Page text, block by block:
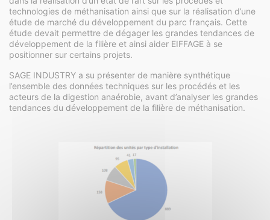
technologies de méthanisation ainsi que sur la réalisation d’une
étude de marché du développement du parc français. Cette
étude devait permettre de dégager les grandes tendances de
développement de la filière et ainsi aider EIFFAGE à se
positionner sur certains projets.
SAGE INDUSTRY a su présenter de manière synthétique
l’ensemble des données techniques sur les procédés et les
acteurs de la digestion anaérobie, avant d’analyser les grandes
tendances du développement de la filière de méthanisation.